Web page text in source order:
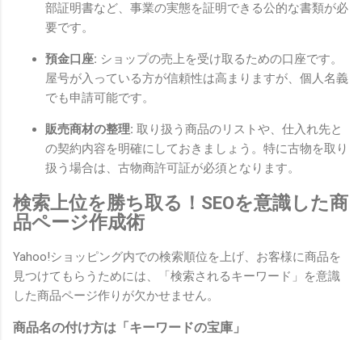
部証明書など、事業の実態を証明できる公的な書類が必
要です。
預金口座: ショップの売上を受け取るための口座です。
屋号が入っている方が信頼性は高まりますが、個人名義
でも申請可能です。
販売商材の整理: 取り扱う商品のリストや、仕入れ先と
の契約内容を明確にしておきましょう。特に古物を取り
扱う場合は、古物商許可証が必須となります。
検索上位を勝ち取る！SEOを意識した商
品ページ作成術
Yahoo!ショッピング内での検索順位を上げ、お客様に商品を
見つけてもらうためには、「検索されるキーワード」を意識
した商品ページ作りが欠かせません。
商品名の付け方は「キーワードの宝庫」